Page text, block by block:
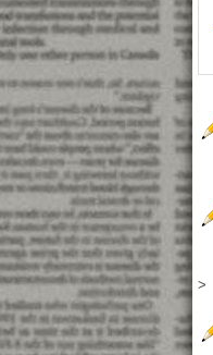
>